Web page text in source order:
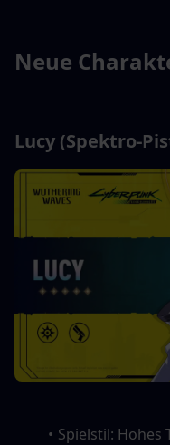
Neue
Lucy (Spektro-
Spielstil: